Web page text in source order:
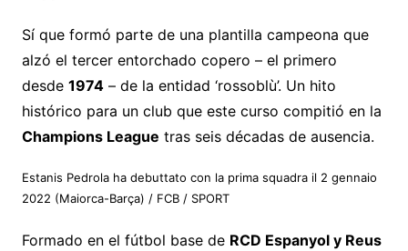
Sí que formó parte de una plantilla campeona que
alzó el tercer entorchado copero – el primero
desde 1974– de la entidad ‘rossoblù’. Un hito
histórico para un club que este curso compitió en la
Champions League tras seis décadas de ausencia.
Estanis Pedrola ha debuttato con la prima squadra il 2 gennaio
2022 (Maiorca-Barça) / FCB / SPORT
Formado en el fútbol base de RCD Espanyol y Reus